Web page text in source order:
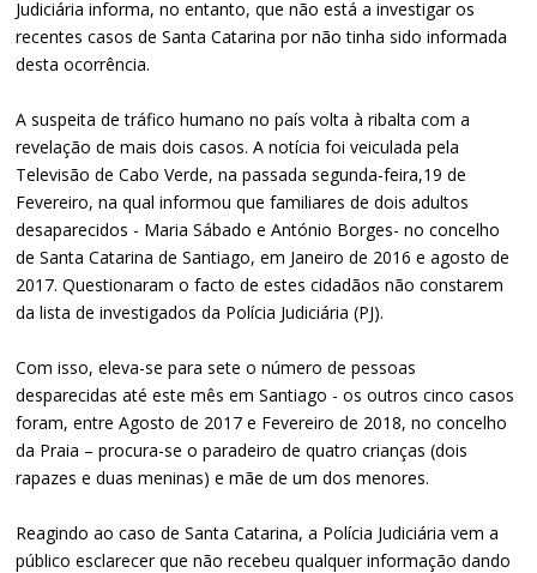
Judiciária informa, no entanto, que não está a investigar os
recentes casos de Santa Catarina por não tinha sido informada
desta ocorrência.
A suspeita de tráfico humano no país volta à ribalta com a
revelação de mais dois casos. A notícia foi veiculada pela
Televisão de Cabo Verde, na passada segunda-feira,19 de
Fevereiro, na qual informou que familiares de dois adultos
desaparecidos - Maria Sábado e António Borges- no concelho
de Santa Catarina de Santiago, em Janeiro de 2016 e agosto de
2017. Questionaram o facto de estes cidadãos não constarem
da lista de investigados da Polícia Judiciária (PJ).
Com isso, eleva-se para sete o número de pessoas
desparecidas até este mês em Santiago - os outros cinco casos
foram, entre Agosto de 2017 e Fevereiro de 2018, no concelho
da Praia – procura-se o paradeiro de quatro crianças (dois
rapazes e duas meninas) e mãe de um dos menores.
Reagindo ao caso de Santa Catarina, a Polícia Judiciária vem a
público esclarecer que não recebeu qualquer informação dando